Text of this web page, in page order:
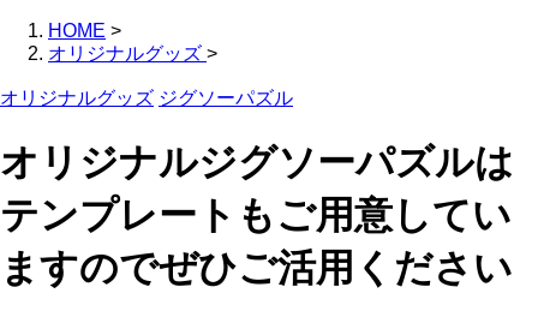
HOME >
オリジナルグッズ >
オリジナルグッズ ジグソーパズル
オリジナルジグソーパズルは
テンプレートもご用意してい
ますのでぜひご活用ください